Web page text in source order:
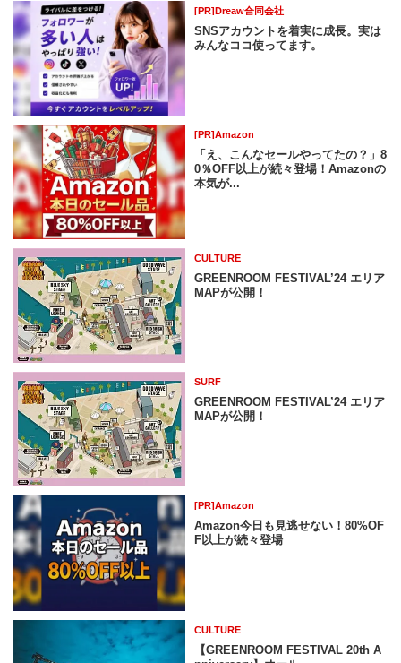
[PR]Dreaw合同会社
SNSアカウントを着実に成長。実は
みんなココ使ってます。
[PR]Amazon
「え、こんなセールやってたの？」8
0％OFF以上が続々登場！Amazonの
本気が...
CULTURE
GREENROOM FESTIVAL’24 エリア
MAPが公開！
SURF
GREENROOM FESTIVAL’24 エリア
MAPが公開！
[PR]Amazon
Amazon今日も見逃せない！80%OF
F以上が続々登場
CULTURE
【GREENROOM FESTIVAL 20th A